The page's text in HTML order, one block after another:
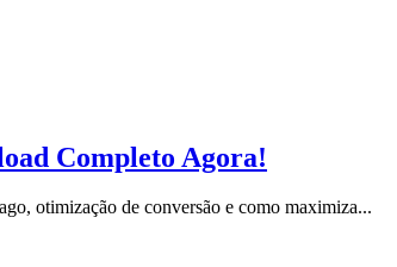
Completo Agora!
otimização de conversão e como maximiza...